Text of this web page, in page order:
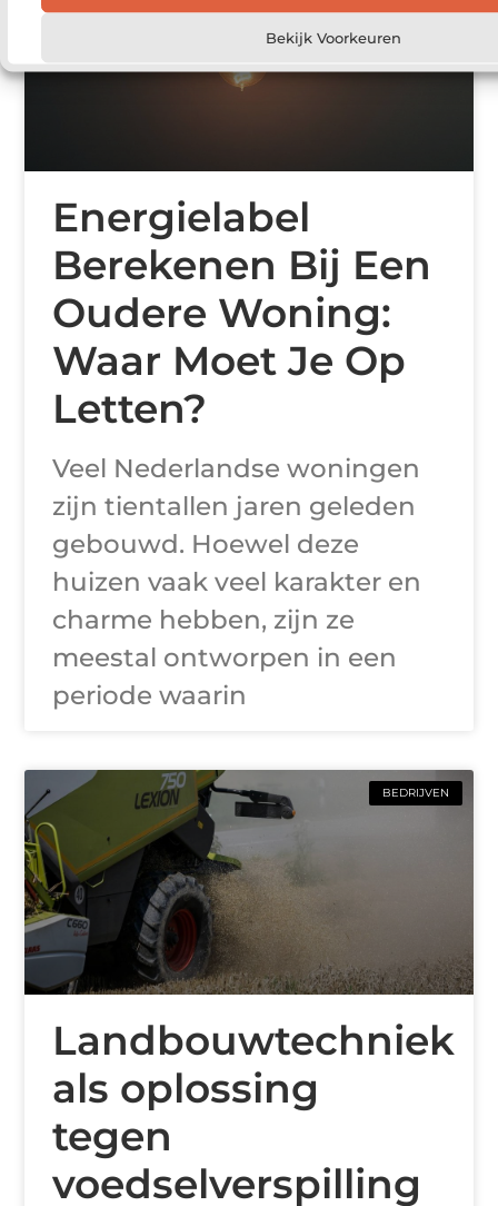
Bekijk Voorkeuren
Energielabel
Berekenen Bij Een
Oudere Woning:
Waar Moet Je Op
Letten?
Veel Nederlandse woningen
zijn tientallen jaren geleden
gebouwd. Hoewel deze
huizen vaak veel karakter en
charme hebben, zijn ze
meestal ontworpen in een
periode waarin
BEDRIJVEN
Landbouwtechniek
als oplossing
tegen
voedselverspilling